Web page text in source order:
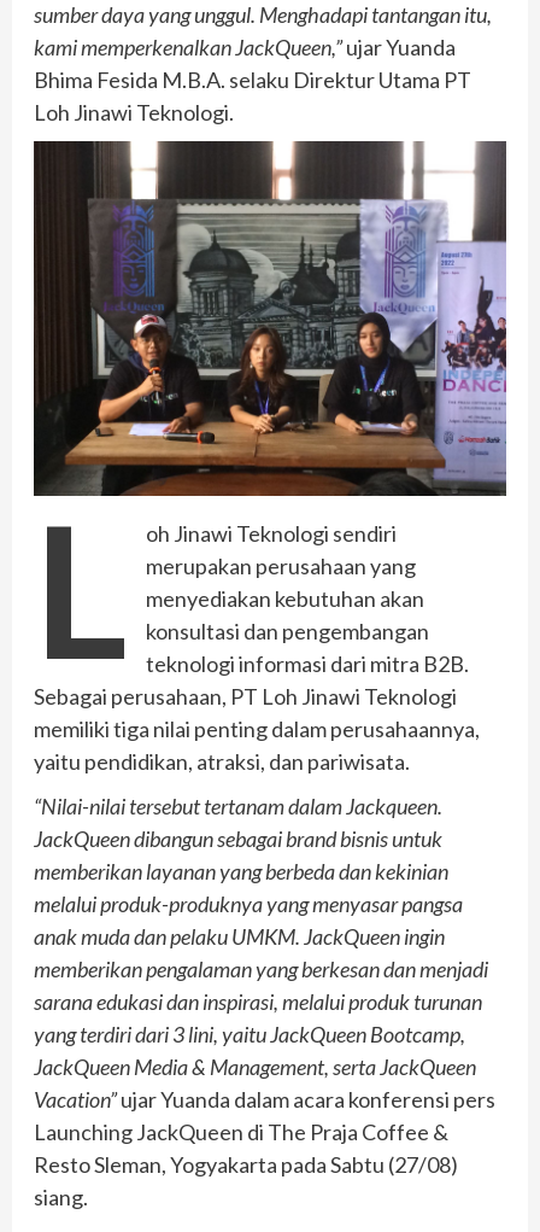
sumber daya yang unggul. Menghadapi tantangan itu,
kami memperkenalkan JackQueen,”ujar Yuanda
Bhima Fesida M.B.A. selaku Direktur Utama PT
Loh Jinawi Teknologi.
L
oh Jinawi Teknologi sendiri
merupakan perusahaan yang
menyediakan kebutuhan akan
konsultasi dan pengembangan
teknologi informasi dari mitra B2B.
Sebagai perusahaan, PT Loh Jinawi Teknologi
memiliki tiga nilai penting dalam perusahaannya,
yaitu pendidikan, atraksi, dan pariwisata.
“Nilai-nilai tersebut tertanam dalam Jackqueen.
JackQueen dibangun sebagai brand bisnis untuk
memberikan layanan yang berbeda dan kekinian
melalui produk-produknya yang menyasar pangsa
anak muda dan pelaku UMKM. JackQueen ingin
memberikan pengalaman yang berkesan dan menjadi
sarana edukasi dan inspirasi, melalui produk turunan
yang terdiri dari 3 lini, yaitu JackQueen Bootcamp,
JackQueen Media & Management, serta JackQueen
Vacation”ujar Yuanda dalam acara konferensi pers
Launching JackQueen di The Praja Coffee &
Resto Sleman, Yogyakarta pada Sabtu (27/08)
siang.